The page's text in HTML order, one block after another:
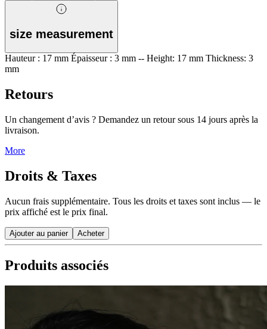
size measurement
Hauteur : 17 mm Épaisseur : 3 mm -- Height: 17 mm Thickness: 3
mm
Retours
Un changement d’avis ? Demandez un retour sous 14 jours après la
livraison.
More
Droits & Taxes
Aucun frais supplémentaire. Tous les droits et taxes sont inclus — le
prix affiché est le prix final.
Ajouter au panier Acheter
Produits associés